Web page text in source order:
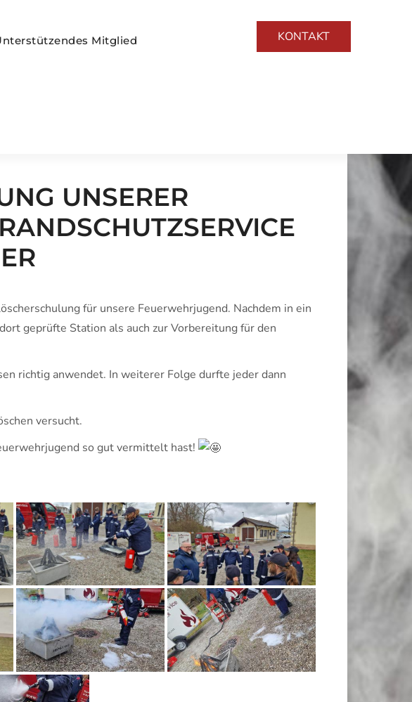
Mitglied KONTAKT
UNSERER
für unsere Feuerwehrjugend. Nachdem in ein
geprüfte Station als auch zur Vorbereitung für den
richtig anwendet. In weiterer Folge durfte jeder dann
versucht.
so gut vermittelt hast!